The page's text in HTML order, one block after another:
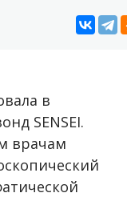
в
SENSEI.
врачам